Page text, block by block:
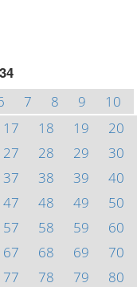
7 8 9
10
17 18 19
20
27 28 29
30
37 38 39
40
47 48 49
50
57 58 59
60
67 68 69
70
77 78 79
80